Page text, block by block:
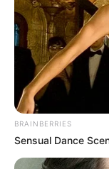
The Best
BRAINBERRIES
Sensual Dance